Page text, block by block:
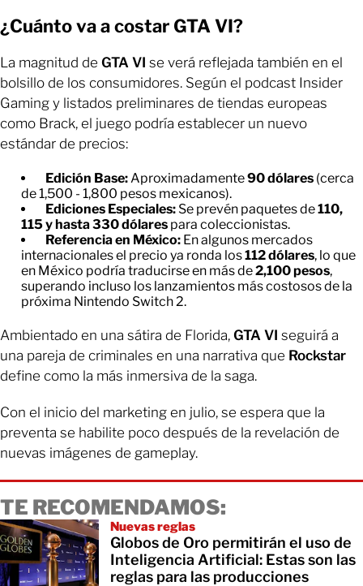
¿Cuánto va a costar GTA VI?
La magnitud de GTA VI se verá reflejada también en el
bolsillo de los consumidores. Según el podcast Insider
Gaming y listados preliminares de tiendas europeas
como Brack, el juego podría establecer un nuevo
estándar de precios:
Edición Base:Aproximadamente90 dólares (cerca
de 1,500 - 1,800 pesos mexicanos).
Ediciones Especiales: Se prevén paquetes de110,
115 y hasta 330 dólares para coleccionistas.
Referencia en México: En algunos mercados
internacionales el precio ya ronda los112 dólares, lo que
en México podría traducirse en más de2,100 pesos,
superando incluso los lanzamientos más costosos de la
próxima Nintendo Switch 2.
Ambientado en una sátira de Florida, GTA VI seguirá a
una pareja de criminales en una narrativa que Rockstar
define como la más inmersiva de la saga.
Con el inicio del marketing en julio, se espera que la
preventa se habilite poco después de la revelación de
nuevas imágenes de gameplay.
TE RECOMENDAMOS:
Nuevas reglas
Globos de Oro permitirán el uso de
Inteligencia Artificial: Estas son las
reglas para las producciones